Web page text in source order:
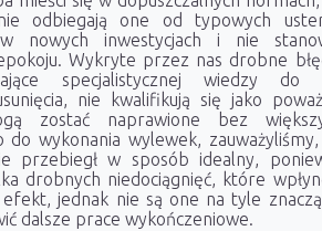
odbiegają one od typowych
nowych inwestycjach i nie
Wykryte przez nas drobne
specjalistycznej wiedzy do
nie kwalifikują się jako
zostać naprawione bez
do wykonania wylewek,
przebiegł w sposób idealny,
drobnych niedociągnięć, które
jednak nie są one na tyle
dalsze prace wykończeniowe.